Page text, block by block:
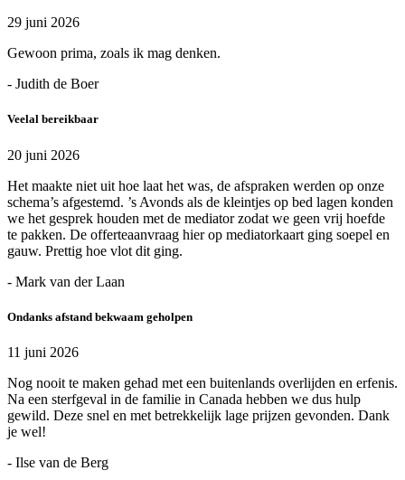
29 juni 2026
Gewoon prima, zoals ik mag denken.
- Judith de Boer
Veelal bereikbaar
20 juni 2026
Het maakte niet uit hoe laat het was, de afspraken werden op onze
schema’s afgestemd. ’s Avonds als de kleintjes op bed lagen konden
we het gesprek houden met de mediator zodat we geen vrij hoefde
te pakken. De offerteaanvraag hier op mediatorkaart ging soepel en
gauw. Prettig hoe vlot dit ging.
- Mark van der Laan
Ondanks afstand bekwaam geholpen
11 juni 2026
Nog nooit te maken gehad met een buitenlands overlijden en erfenis.
Na een sterfgeval in de familie in Canada hebben we dus hulp
gewild. Deze snel en met betrekkelijk lage prijzen gevonden. Dank
je wel!
- Ilse van de Berg